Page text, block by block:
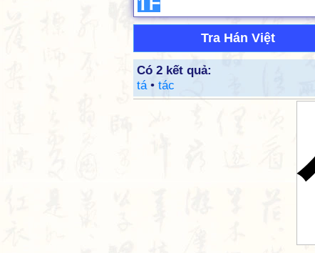
Tra Hán Việt
Có 2 kết quả:
tá• tác